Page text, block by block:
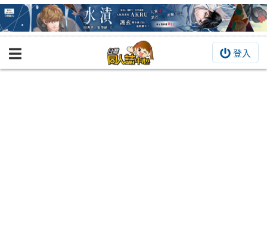
登入
BOOKY書集倉庫